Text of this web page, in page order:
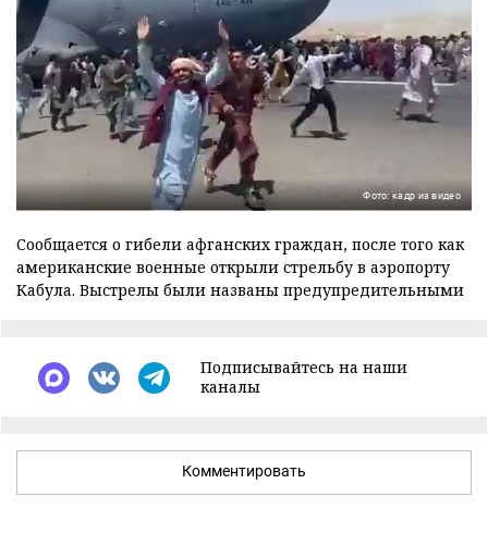
Фото: кадр из видео
Сообщается о гибели афганских граждан, после того как
американские военные открыли стрельбу в аэропорту
Кабула. Выстрелы были названы предупредительными
Подписывайтесь на наши
каналы
Комментировать